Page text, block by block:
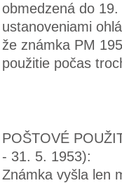
obmedzená do
ustanoveniami
že známka PM
použitie počas
POŠTOVÉ
- 31. 5. 1953):
Známka vyšla len